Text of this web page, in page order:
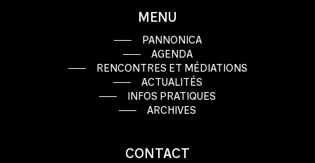
MENU
PANNONICA
AGENDA
RENCONTRES ET MÉDIATIONS
ACTUALITÉS
INFOS PRATIQUES
ARCHIVES
CONTACT